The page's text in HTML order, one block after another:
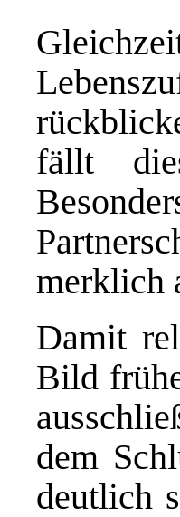
fällt
merklich
Damit
Bild
dem
deutlich